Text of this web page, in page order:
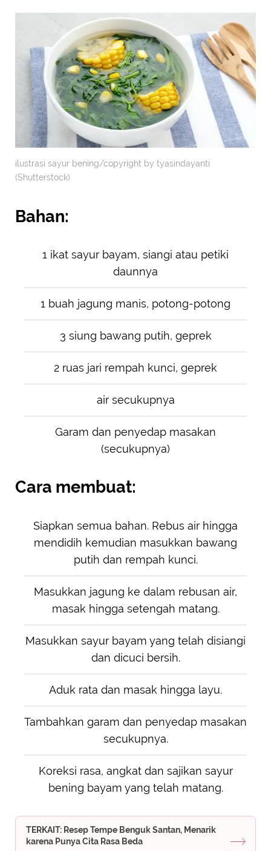
ilustrasi sayur bening/copyright by tyasindayanti
(Shutterstock)
Bahan:
1 ikat sayur bayam, siangi atau petiki
daunnya
1 buah jagung manis, potong-potong
3 siung bawang putih, geprek
2 ruas jari rempah kunci, geprek
air secukupnya
Garam dan penyedap masakan
(secukupnya)
Cara membuat:
Siapkan semua bahan. Rebus air hingga
mendidih kemudian masukkan bawang
putih dan rempah kunci.
Masukkan jagung ke dalam rebusan air,
masak hingga setengah matang.
Masukkan sayur bayam yang telah disiangi
dan dicuci bersih.
Aduk rata dan masak hingga layu.
Tambahkan garam dan penyedap masakan
secukupnya.
Koreksi rasa, angkat dan sajikan sayur
bening bayam yang telah matang.
TERKAIT: Resep Tempe Benguk Santan, Menarik
karena Punya Cita Rasa Beda